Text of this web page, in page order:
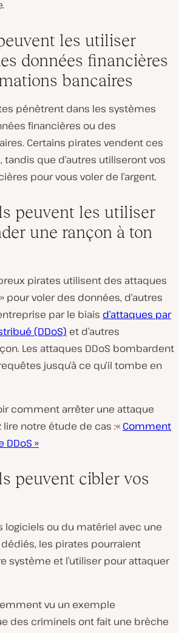
les utiliser
données financières
bancaires
pénètrent dans les systèmes
financières ou des
Certains pirates vendent ces
tandis que d’autres utiliseront vos
pour vous voler de l’argent.
peuvent les utiliser
une rançon à ton
pirates utilisent des attaques
pour voler des données, d’autres
par le biais d’attaques par
(DDoS) et d’autres
Les attaques DDoS bombardent
jusqu’à ce qu’il tombe en
comment arrêter une attaque
lire notre étude de cas :« Comment
»
peuvent cibler vos
logiciels ou du matériel avec une
les pirates pourraient
système et l’utiliser pour attaquer
vu un exemple
des criminels ont fait une brèche